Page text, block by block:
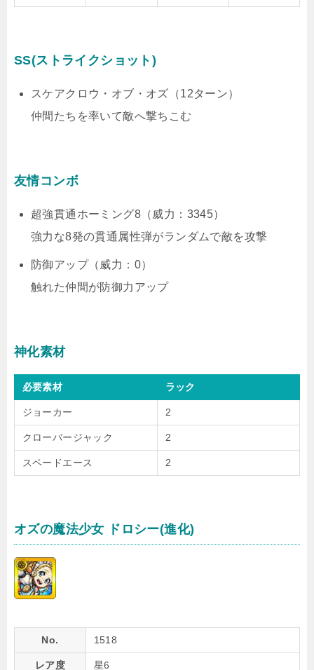
SS(ストライクショット)
スケアクロウ・オブ・オズ（12ターン）
仲間たちを率いて敵へ撃ちこむ
友情コンボ
超強貫通ホーミング8（威力：3345）
強力な8発の貫通属性弾がランダムで敵を攻撃
防御アップ（威力：0）
触れた仲間が防御力アップ
神化素材
必要素材 ラック
ジョーカー 2
クローバージャック 2
スペードエース 2
オズの魔法少女 ドロシー(進化)
No. 1518
レア度 星6